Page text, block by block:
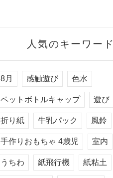
人気のキーワード
8月 感触遊び 色水
ペットボトルキャップ 遊び
折り紙 牛乳パック 風鈴
手作りおもちゃ 4歳児 室内
うちわ 紙飛行機 紙粘土